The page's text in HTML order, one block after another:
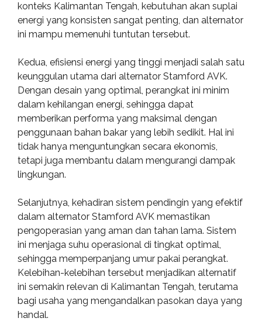
konteks Kalimantan Tengah, kebutuhan akan suplai
energi yang konsisten sangat penting, dan alternator
ini mampu memenuhi tuntutan tersebut.
Kedua, efisiensi energi yang tinggi menjadi salah satu
keunggulan utama dari alternator Stamford AVK.
Dengan desain yang optimal, perangkat ini minim
dalam kehilangan energi, sehingga dapat
memberikan performa yang maksimal dengan
penggunaan bahan bakar yang lebih sedikit. Hal ini
tidak hanya menguntungkan secara ekonomis,
tetapi juga membantu dalam mengurangi dampak
lingkungan.
Selanjutnya, kehadiran sistem pendingin yang efektif
dalam alternator Stamford AVK memastikan
pengoperasian yang aman dan tahan lama. Sistem
ini menjaga suhu operasional di tingkat optimal,
sehingga memperpanjang umur pakai perangkat.
Kelebihan-kelebihan tersebut menjadikan alternatif
ini semakin relevan di Kalimantan Tengah, terutama
bagi usaha yang mengandalkan pasokan daya yang
handal.